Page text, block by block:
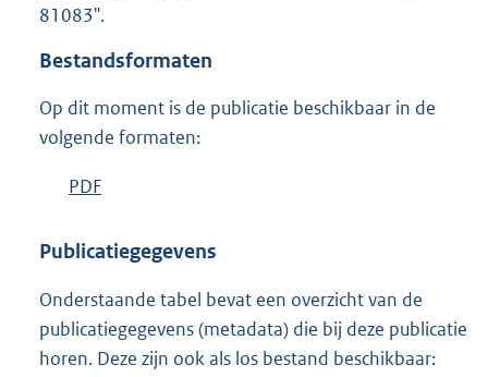
81083".
Bestandsformaten
Op dit moment is de publicatie beschikbaar in de
volgende formaten:
D
w
l
o
a
PDF
s
a
n
d
Publicatiegegevens
Onderstaande tabel bevat een overzicht van de
publicatiegegevens (metadata) die bij deze publicatie
horen. Deze zijn ook als los bestand beschikbaar: